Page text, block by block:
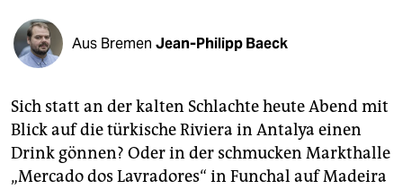
fragen & hilfe
unterstützen
genossenschaft
epaper login
Aus Bremen Jean-Philipp Baeck
Sich statt an der kalten Schlachte heute Abend mit
Blick auf die türkische Riviera in Antalya einen
Drink gönnen? Oder in der schmucken Markthalle
„Mercado dos Lavradores“ in Funchal auf Madeira